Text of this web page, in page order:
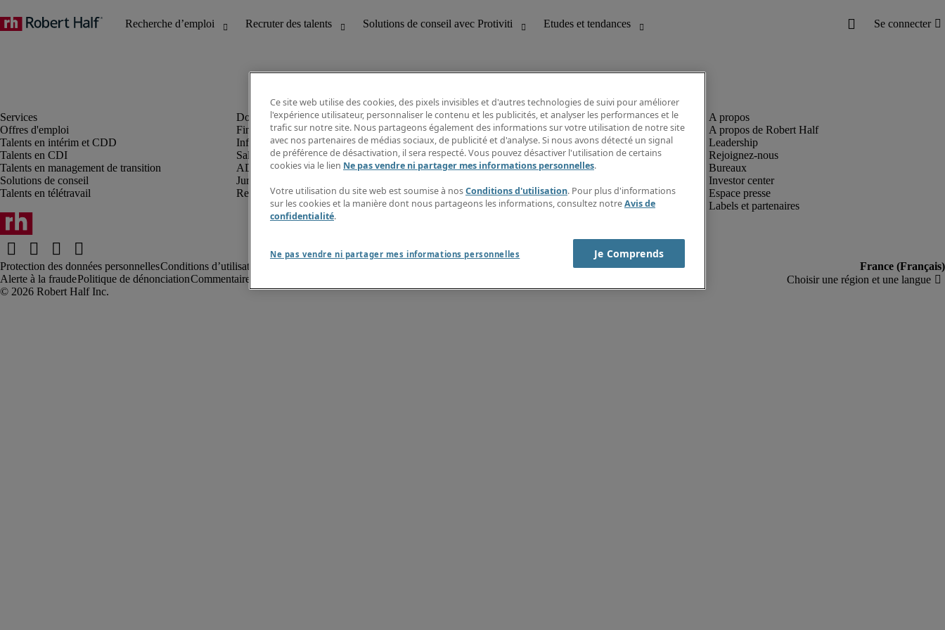
Offres d'emploi
Talents en intérim et CDD
Talents en CDI
Talents en management de transition
Solutions de conseil
Talents en télétravail
Finance et comptabilité
Informatique et IT
Sales et marketing
ADV, supply et performance client
Juridique et fiscal
Ressources humaines et paie
Etudes et tendances
Fiches métiers
Guide des salaires
Informations intérimaires
S'abonner à la newsletter
Créer une alerte emploi
A propos de Robert Half
Leadership
Rejoignez-nous
Bureaux
Investor center
Espace presse
Labels et partenaires
Protection des données personnellesConditions d’utilisation
Alerte à la fraudePolitique de dénonciationCommentaires au webmaster
Ce site web utilise des cookies, des pixels invisibles et d'autres technologies de suivi pour améliorer
l'expérience utilisateur, personnaliser le contenu et les publicités, et analyser les performances et le
trafic sur notre site. Nous partageons également des informations sur votre utilisation de notre site
avec nos partenaires de médias sociaux, de publicité et d'analyse. Si nous avons détecté un signal
de préférence de désactivation, il sera respecté. Vous pouvez désactiver l'utilisation de certains
cookies via le lien Ne pas vendre ni partager mes informations personnelles.
Votre utilisation du site web est soumise à nosConditions d'utilisation. Pour plus d'informations
sur les cookies et la manière dont nous partageons les informations, consultez notreAvis de
confidentialité.
Ne pas vendre ni partager mes informations personnelles Je Comprends